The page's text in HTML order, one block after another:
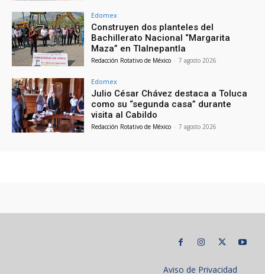
Edomex
Construyen dos planteles del
Bachillerato Nacional “Margarita
Maza” en Tlalnepantla
Redacción Rotativo de México - 7 agosto 2026
Edomex
Julio César Chávez destaca a Toluca
como su “segunda casa” durante
visita al Cabildo
Redacción Rotativo de México - 7 agosto 2026
Aviso de Privacidad